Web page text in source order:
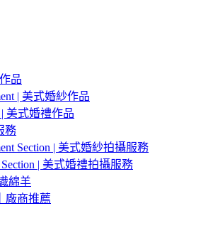
品
| 美式婚紗作品
| 美式婚禮作品
務
Section | 美式婚紗拍攝服務
Section | 美式婚禮拍攝服務
綿羊
廠商推薦